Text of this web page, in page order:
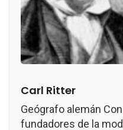
Carl Ritter
Geógrafo alemán
fundadores de la